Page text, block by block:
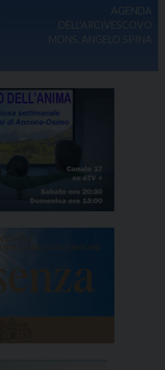
AGENDA
DELL'ARCIVESCOVO
MONS. ANGELO SPINA